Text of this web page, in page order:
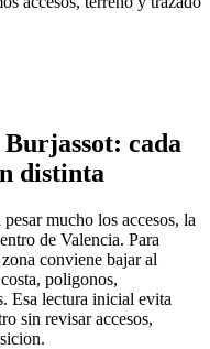
cada
distinta
mucho los accesos, la
de Valencia. Para
conviene bajar al
poligonos,
Esa lectura inicial evita
sin revisar accesos,